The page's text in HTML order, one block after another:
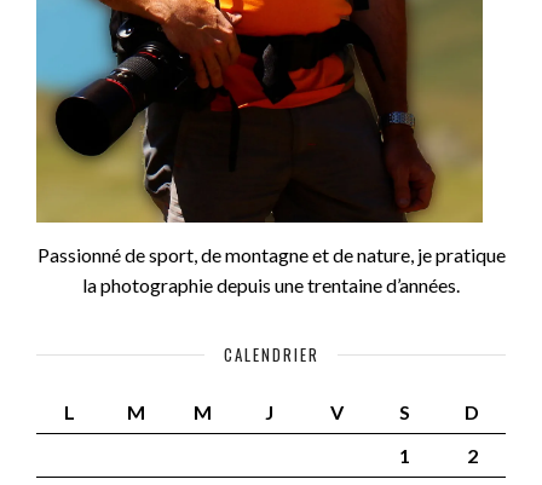
Passionné de sport, de montagne et de nature, je pratique
la photographie depuis une trentaine d’années.
CALENDRIER
L M M J V S
D
1
2